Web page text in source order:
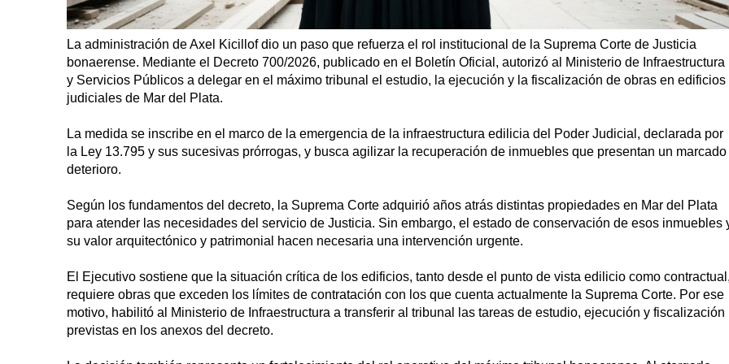
La administración de Axel Kicillof dio un paso que refuerza el rol institucional de la Suprema Corte de Justicia
bonaerense. Mediante el Decreto 700/2026, publicado en el Boletín Oficial, autorizó al Ministerio de Infraestructura
y Servicios Públicos a delegar en el máximo tribunal el estudio, la ejecución y la fiscalización de obras en edificios
judiciales de Mar del Plata.
La medida se inscribe en el marco de la emergencia de la infraestructura edilicia del Poder Judicial, declarada por
la Ley 13.795 y sus sucesivas prórrogas, y busca agilizar la recuperación de inmuebles que presentan un marcado
deterioro.
Según los fundamentos del decreto, la Suprema Corte adquirió años atrás distintas propiedades en Mar del Plata
para atender las necesidades del servicio de Justicia. Sin embargo, el estado de conservación de esos inmuebles
su valor arquitectónico y patrimonial hacen necesaria una intervención urgente.
El Ejecutivo sostiene que la situación crítica de los edificios, tanto desde el punto de vista edilicio como
requiere obras que exceden los límites de contratación con los que cuenta actualmente la Suprema Corte. Por ese
motivo, habilitó al Ministerio de Infraestructura a transferir al tribunal las tareas de estudio, ejecución y fiscalización
previstas en los anexos del decreto.